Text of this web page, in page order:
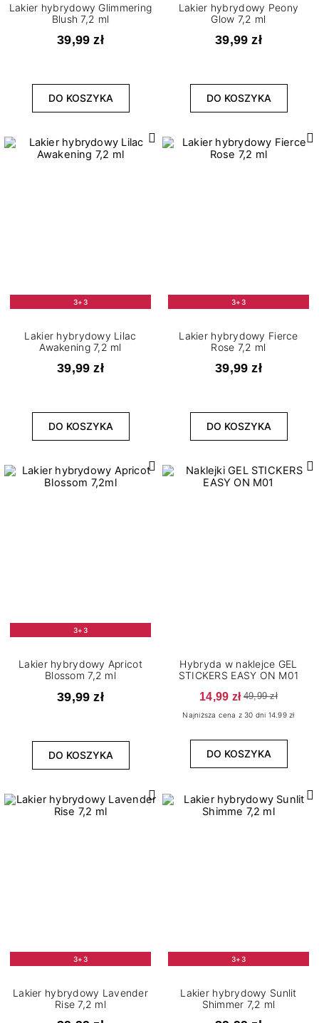
Lakier hybrydowy Glimmering
Blush 7,2 ml
39,99 zł
DO KOSZYKA
Lakier hybrydowy Peony
Glow 7,2 ml
39,99 zł
DO KOSZYKA
3+3
Lakier hybrydowy Lilac
Awakening 7,2 ml
39,99 zł
DO KOSZYKA
3+3
Lakier hybrydowy Fierce
Rose 7,2 ml
39,99 zł
DO KOSZYKA
3+3
Lakier hybrydowy Apricot
Blossom 7,2 ml
39,99 zł
DO KOSZYKA
Hybryda w naklejce GEL
STICKERS EASY ON M01
14,99 zł 49,99 zł
Najniższa cena z 30 dni 14.99 zł
DO KOSZYKA
3+3
Lakier hybrydowy Lavender
Rise 7,2 ml
3+3
Lakier hybrydowy Sunlit
Shimmer 7,2 ml